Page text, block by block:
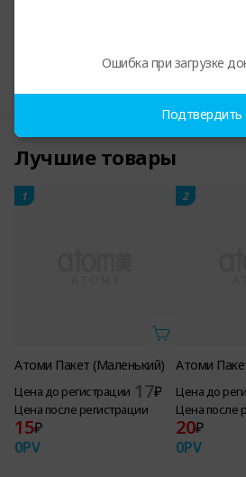
Лучшие товары
1
Атоми Пакет (Маленький)
Цена до регистрации 17₽
Цена после регистрации
15₽
0PV
2
Атоми
Цена до
Цена после
20₽
0PV
Ошибка при загрузке
Подтвердить